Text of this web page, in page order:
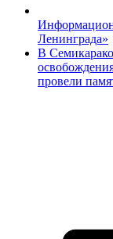
Ленинграда»
В
провели